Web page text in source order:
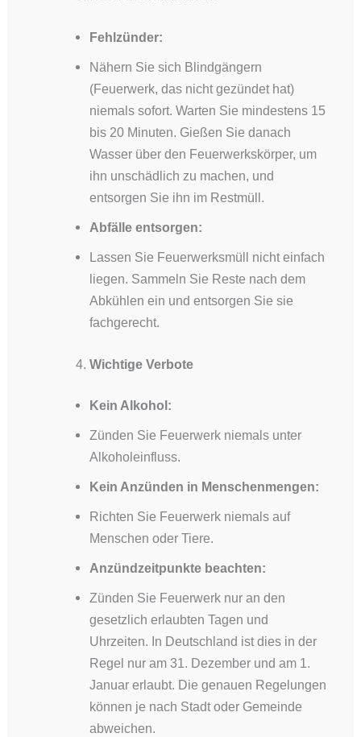
Fehlzünder:
Nähern Sie sich Blindgängern
(Feuerwerk, das nicht gezündet hat)
niemals sofort. Warten Sie mindestens 15
bis 20 Minuten. Gießen Sie danach
Wasser über den Feuerwerkskörper, um
ihn unschädlich zu machen, und
entsorgen Sie ihn im Restmüll.
Abfälle entsorgen:
Lassen Sie Feuerwerksmüll nicht einfach
liegen. Sammeln Sie Reste nach dem
Abkühlen ein und entsorgen Sie sie
fachgerecht.
Wichtige Verbote
Kein Alkohol:
Zünden Sie Feuerwerk niemals unter
Alkoholeinfluss.
Kein Anzünden in Menschenmengen:
Richten Sie Feuerwerk niemals auf
Menschen oder Tiere.
Anzündzeitpunkte beachten:
Zünden Sie Feuerwerk nur an den
gesetzlich erlaubten Tagen und
Uhrzeiten. In Deutschland ist dies in der
Regel nur am 31. Dezember und am 1.
Januar erlaubt. Die genauen Regelungen
können je nach Stadt oder Gemeinde
abweichen.